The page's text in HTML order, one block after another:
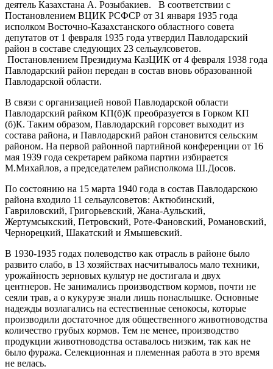
де­ятель Казахстана А. Розыбакиев. В соответствии с
Постановлением ВЦИК РСФСР от 31 января 1935 года
исполком Восточно-Казахстанского областного совета
депутатов от 1 февраля 1935 года утвердил Павлодарский
район в составе следующих 23 сельаулсоветов.
Постановлением Президиума КазЦИК от 4 февраля 1938 года
Павлодарский район передан в состав вновь образованной
Павлодарской области.
В связи с организацией новой Павлодарской области
Павлодарский райком КП(б)К преобразуется в Горком КП
(б)К. Таким образом, Павлодарский горсовет выходит из
состава района, и Павлодарский район становится сельским
районом. На первой районной партийной конференции от 16
мая 1939 года секретарем райкома партии избирается
М.Михайлов, а председателем райисполкома Ш.Досов.
По состоянию на 15 марта 1940 года в состав Павлодарскою
района входило 11 сельа­улсоветов: Актюбинский,
Гавриловский, Григорьевский, Жана-Аульский,
Жертумсыкский, Петровский, Роте-Фановский, Романовский,
Чернорецкий, Шакатский и Ямышевский.
В 1930-1935 годах полеводство как отрасль в районе было
развито слабо, в 13 хозяйствах насчитывалось мало техники,
урожайность зерновых культур не достигала и двух
центнеров. Не занимались производством кормов, почти не
сеяли трав, а о кукурузе знали лишь понаслышке. Основные
надежды возлагались на естественные сенокосы, которые
производили достаточное для общественного животноводства
количество грубых кормов. Тем не менее, производство
продукции животноводства оставалось низким, так как не
было фуража. Селекционная и племенная работа в это время
не велась.